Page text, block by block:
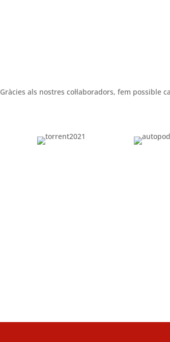
Gràcies als nostres col·laboradors, fem possible